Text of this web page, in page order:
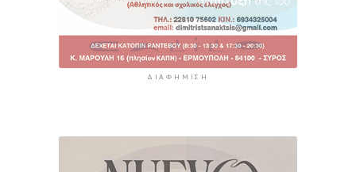
ΔΙΑΦΉΜΙΣΗ